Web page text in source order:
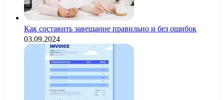
Как составить завещание правильно и без ошибок
03.09.2024